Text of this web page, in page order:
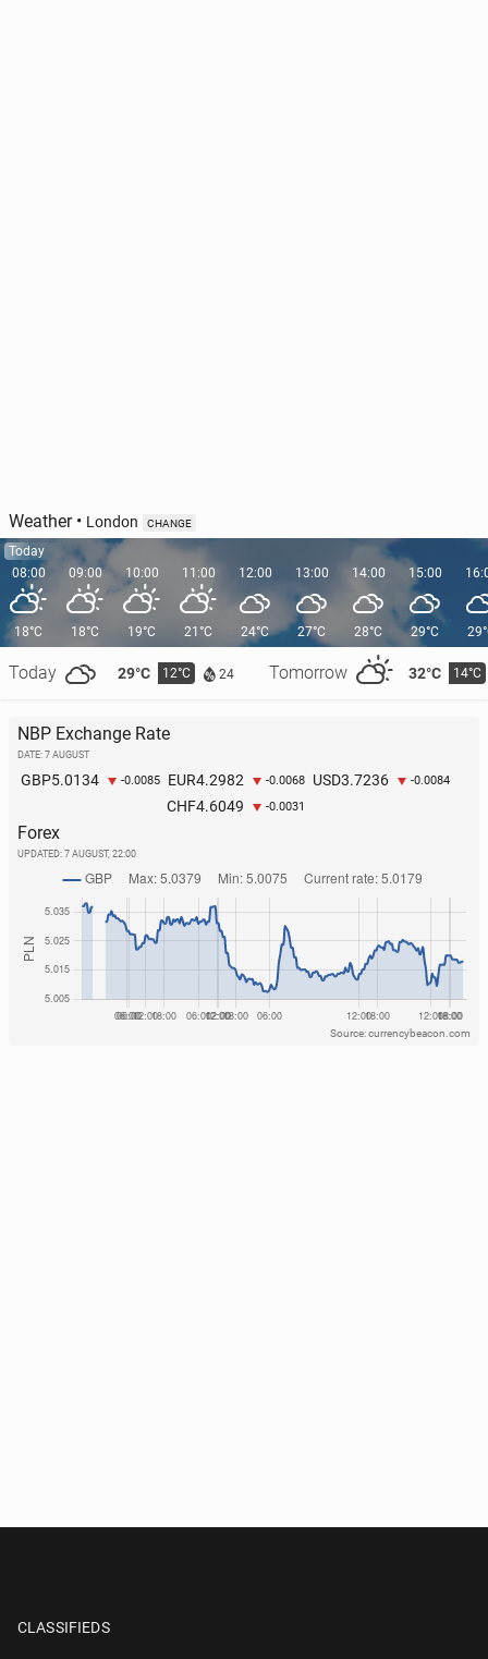
Weather• London CHANGE
Today
08:00
18°C
Today 29°C 12°C 24 Tomorrow 32°C 14°C
09:00
18°C
10:00
19°C
11:00
21°C
12:00
24°C
13:00
27°C
14:00
28°C
15:00
29°C
NBP Exchange Rate
DATE: 7 AUGUST
GBP5.0134 -0.0085 EUR4.2982 -0.0068 USD3.7236 -0.0084
CHF4.6049 -0.0031
Forex
UPDATED: 7 AUGUST, 22:00
Source: currencybeacon.com
CLASSIFIEDS